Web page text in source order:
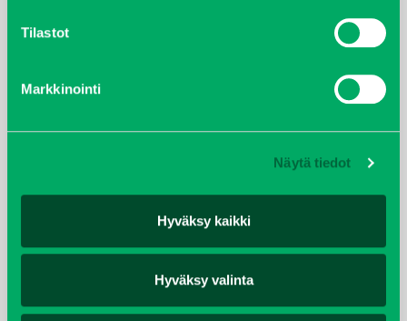
Tilastot
Markkinointi
Näytä tiedot
Hyväksy kaikki
Hyväksy valinta
joulukuu 2019